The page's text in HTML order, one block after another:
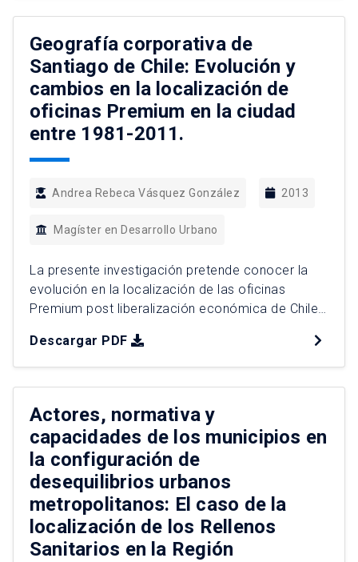
implicancias para el espacio urbano. Elementos
de este análisis permiten sostener que el
comercio formal vinculado a este grupo […]
Geografía corporativa de
Santiago de Chile: Evolución y
cambios en la localización de
oficinas Premium en la ciudad
entre 1981-2011.
Andrea Rebeca Vásquez González 2013
Magíster en Desarrollo Urbano
La presente investigación pretende conocer la
evolución en la localización de las oficinas
Premium post liberalización económica de Chile
incidieron en la localización resultante. Santiago
presenta una producción de oficinas Premium
desescalada en el contexto latinoamericano, al
igual que plantea un caso alternativo a la teoría
tradicional […]
Descargar PDF
Actores, normativa y
capacidades de los municipios en
la configuración de
desequilibrios urbanos
metropolitanos: El caso de la
localización de los Rellenos
Sanitarios en la Región